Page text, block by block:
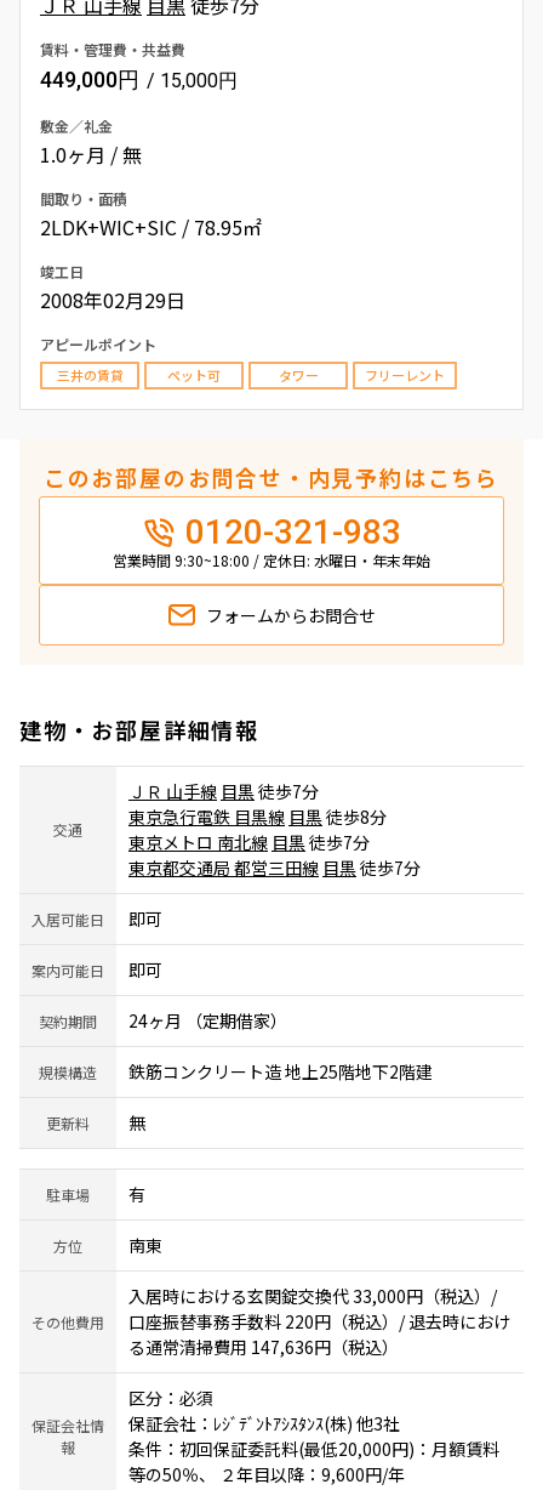
賃料・管理費・共益費
449,000円 / 15,000円
敷金／礼金
1.0ヶ月 / 無
間取り・面積
2LDK+WIC+SIC / 78.95㎡
竣工日
2008年02月29日
アピールポイント
三井の賃貸 ペット可 タワー フリーレント
このお部屋のお問合せ・内見予約はこちら
0120-321-983
営業時間 9:30~18:00 / 定休日: 水曜日・年末年始
フォームから お問合せ
建物・お部屋詳細情報
交通
ＪＲ 山手線 目黒徒歩7分
東京急行電鉄 目黒線 目黒徒歩8分
東京メトロ 南北線 目黒徒歩7分
東京都交通局 都営三田線 目黒徒歩7分
入居可能日 即可
案内可能日 即可
契約期間 24ヶ月 （定期借家）
規模構造 鉄筋コンクリート造 地上25階地下2階建
更新料 無
駐車場 有
方位 南東
その他費用
入居時における玄関錠交換代 33,000円（税込）/
口座振替事務手数料 220円（税込）/ 退去時におけ
る通常清掃費用 147,636円（税込）
保証会社情
報
区分：必須
保証会社：ﾚｼﾞﾃﾞﾝﾄｱｼｽﾀﾝｽ(株) 他3社
条件：初回保証委託料(最低20,000円)：月額賃料
等の50％、 ２年目以降：9,600円/年